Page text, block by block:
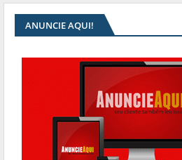
ANUNCIE AQUI!